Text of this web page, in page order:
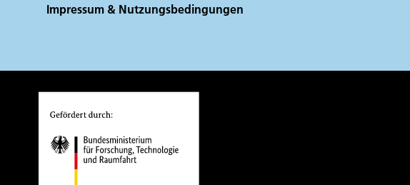
Impressum & Nutzungsbedingungen